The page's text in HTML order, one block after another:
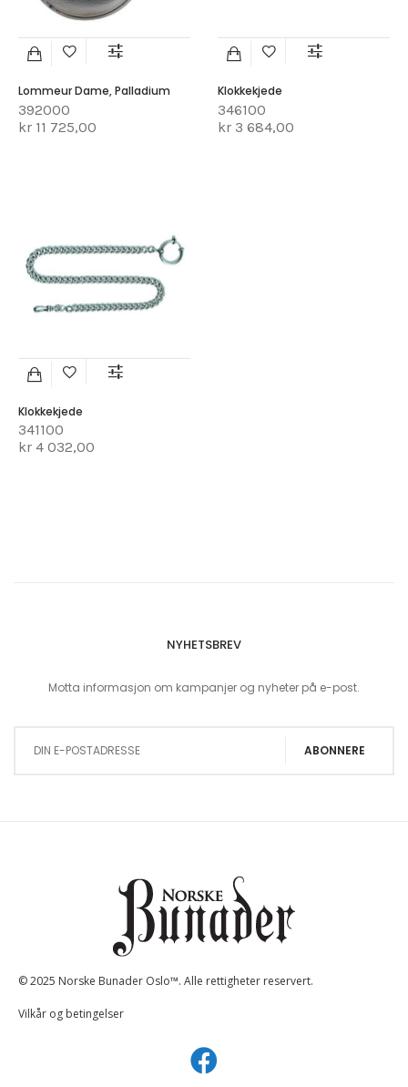
Lommeur Dame, Palladium
392000
kr 11 725,00
Klokkekjede
346100
kr 3 684,00
Klokkekjede
341100
kr 4 032,00
NYHETSBREV
Motta informasjon om kampanjer og nyheter på e-post.
ABONNERE
© 2025 Norske Bunader Oslo™. Alle rettigheter reservert.
Vilkår og betingelser